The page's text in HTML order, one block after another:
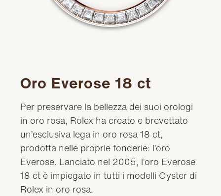
Oro Everose 18 ct
Per preservare la bellezza dei suoi orologi
in oro rosa, Rolex ha creato e brevettato
un’esclusiva lega in oro rosa 18 ct,
prodotta nelle proprie fonderie: l’oro
Everose. Lanciato nel 2005, l’oro Everose
18 ct è impiegato in tutti i modelli Oyster di
Rolex in oro rosa.